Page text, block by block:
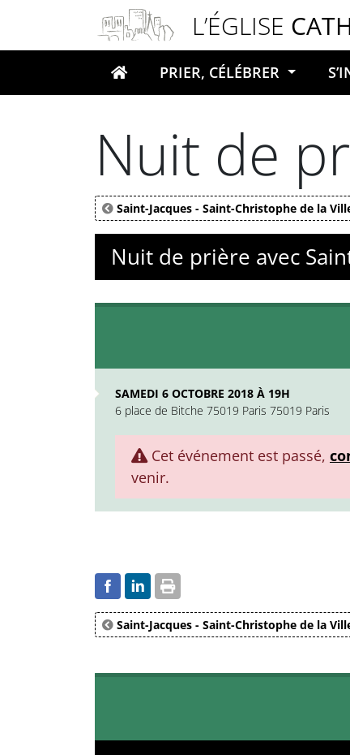
L’ÉGLISE
Votre recherche
PRIER, CÉLÉBRER
Nuit de
Saint-Jacques - Saint-Christophe de la
Nuit de prière avec
SAMEDI 6 OCTOBRE 2018 À 19H
6 place de Bitche 75019 Paris 75019 Paris
Cet événement est passé,
venir.
Saint-Jacques - Saint-Christophe de la
Panneau de gestion des cookies